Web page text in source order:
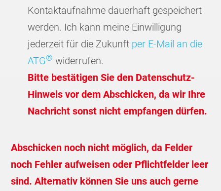
Kontaktaufnahme dauerhaft gespeichert
werden. Ich kann meine Einwilligung
jederzeit für die Zukunft per E-Mail an die
ATG® widerrufen.
Bitte bestätigen Sie den Datenschutz-
Hinweis vor dem Abschicken, da wir Ihre
Nachricht sonst nicht empfangen dürfen.
Abschicken noch nicht möglich, da Felder
noch Fehler aufweisen oder Pflichtfelder leer
sind. Alternativ können Sie uns auch gerne